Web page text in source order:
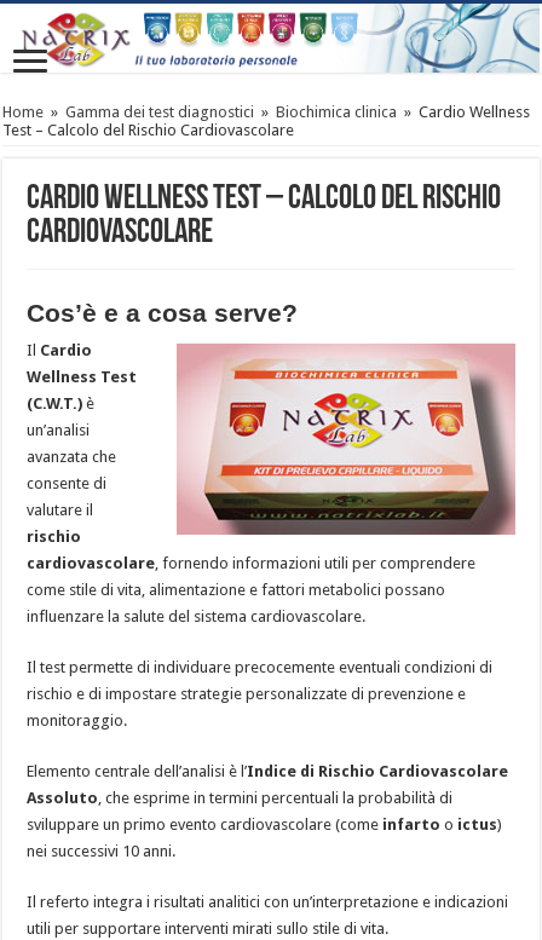
Home » Gamma dei test diagnostici » Biochimica clinica » Cardio Wellness
Test – Calcolo del Rischio Cardiovascolare
Cardio Wellness Test – Calcolo del Rischio
Cardiovascolare
Cos’è e a cosa serve?
Il Cardio
Wellness Test
(C.W.T.) è
un’analisi
avanzata che
consente di
valutare il
rischio
cardiovascolare, fornendo informazioni utili per comprendere
come stile di vita, alimentazione e fattori metabolici possano
influenzare la salute del sistema cardiovascolare.
Il test permette di individuare precocemente eventuali condizioni di
rischio e di impostare strategie personalizzate di prevenzione e
monitoraggio.
Elemento centrale dell’analisi è l’Indice di Rischio Cardiovascolare
Assoluto, che esprime in termini percentuali la probabilità di
sviluppare un primo evento cardiovascolare (come infarto o ictus)
nei successivi 10 anni.
Il referto integra i risultati analitici con un’interpretazione e indicazioni
utili per supportare interventi mirati sullo stile di vita.